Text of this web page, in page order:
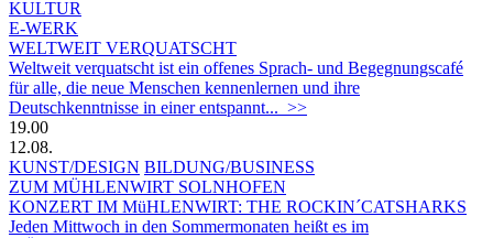
KULTUR
E-WERK
WELTWEIT VERQUATSCHT
Weltweit verquatscht ist ein offenes Sprach- und Begegnungscafé
für alle, die neue Menschen kennenlernen und ihre
Deutschkenntnisse in einer entspannt... >>
19.00
12.08.
KUNST/DESIGN BILDUNG/BUSINESS
ZUM MÜHLENWIRT SOLNHOFEN
KONZERT IM MüHLENWIRT: THE ROCKIN´CATSHARKS
Jeden Mittwoch in den Sommermonaten heißt es im